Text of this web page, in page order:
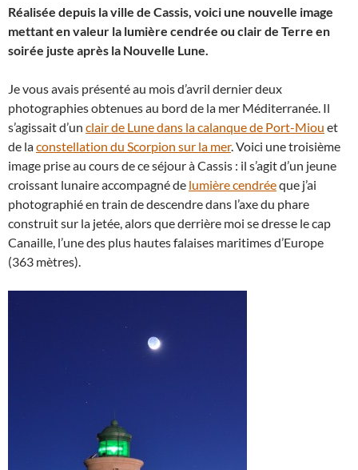
Réalisée depuis la ville de Cassis, voici une nouvelle image
mettant en valeur la lumière cendrée ou clair de Terre en
soirée juste après la Nouvelle Lune.
Je vous avais présenté au mois d’avril dernier deux
photographies obtenues au bord de la mer Méditerranée. Il
s’agissait d’un clair de Lune dans la calanque de Port-Miou et
de laconstellation du Scorpion sur la mer. Voici une troisième
image prise au cours de ce séjour à Cassis : il s’agit d’un jeune
croissant lunaire accompagné de lumière cendréeque j’ai
photographié en train de descendre dans l’axe du phare
construit sur la jetée, alors que derrière moi se dresse le cap
Canaille, l’une des plus hautes falaises maritimes d’Europe
(363 mètres).